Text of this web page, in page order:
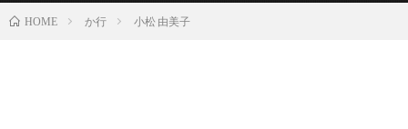
HOME か行 小松 由美子